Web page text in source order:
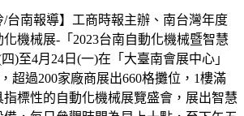
/台南報導】工商時報主辦、南台灣年度
機械展-「2023台南自動化機械暨智慧
)至4月24日(一)在「大臺南會展中心」
超過200家廠商展出660格攤位，1樓滿
標性的自動化機械展覽盛會，展出智慧